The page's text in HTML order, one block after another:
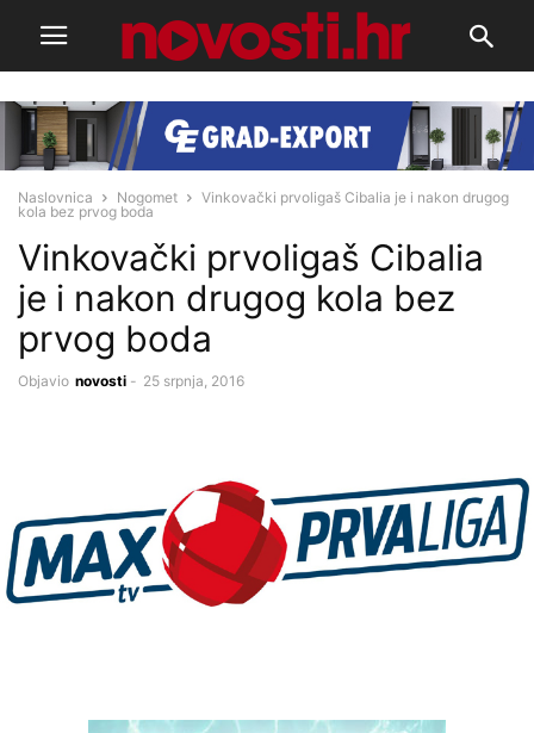
Naslovnica Nogomet
Vinkovački prvoligaš Cibalia je i nakon drugog
kola bez prvog boda
Vinkovački prvoligaš Cibalia
je i nakon drugog kola bez
prvog boda
Objavio novosti - 25 srpnja, 2016